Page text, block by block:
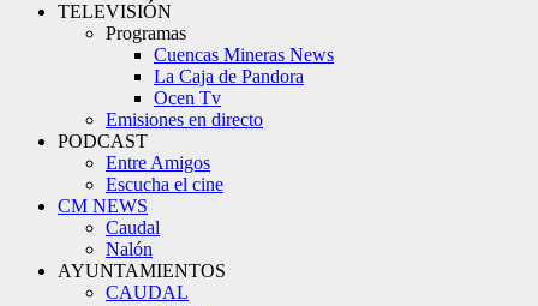
TELEVISIÓN
Programas
Cuencas Mineras News
La Caja de Pandora
Ocen Tv
Emisiones en directo
PODCAST
Entre Amigos
Escucha el cine
CM NEWS
Caudal
Nalón
AYUNTAMIENTOS
CAUDAL